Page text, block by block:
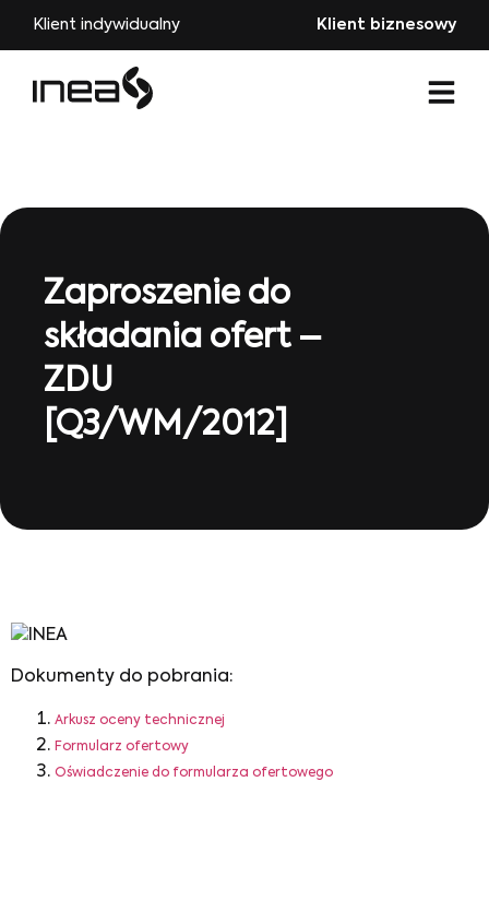
Klient indywidualny Klient biznesowy
Zaproszenie do
składania ofert –
ZDU
[Q3/WM/2012]
Dokumenty do pobrania:
Arkusz oceny technicznej
Formularz ofertowy
Oświadczenie do formularza ofertowego